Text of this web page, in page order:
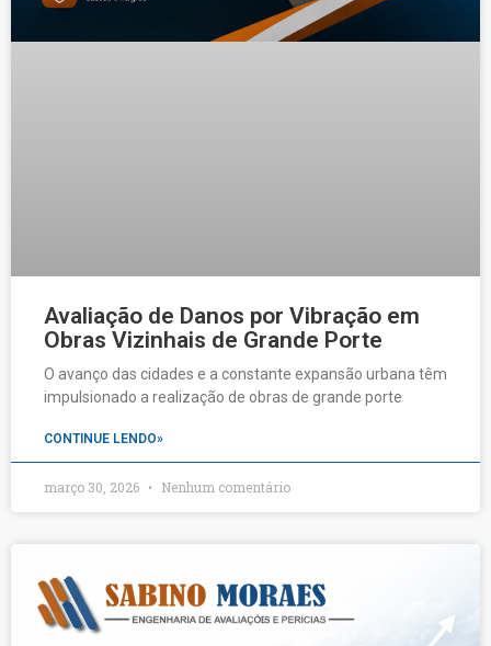
Avaliação de Danos por Vibração em
Obras Vizinhais de Grande Porte
O avanço das cidades e a constante expansão urbana têm
impulsionado a realização de obras de grande porte
CONTINUE LENDO»
março 30, 2026 Nenhum comentário